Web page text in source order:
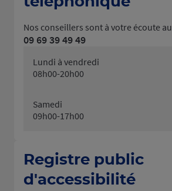
Nos conseillers sont à votre écoute au
09 69 39 49 49
Lundi à vendredi
08h00-20h00
Samedi
09h00-17h00
Registre public
d'accessibilité